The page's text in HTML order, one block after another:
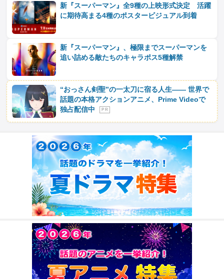
新『スーパーマン』全9種の上映形式決定 活躍
に期待高まる4種のポスタービジュアル到着
新『スーパーマン』、極限までスーパーマンを
追い詰める敵たちのキャラポス5種解禁
“おっさん剣聖”の一太刀に宿る人生―― 世界で
話題の本格アクションアニメ、Prime Videoで
独占配信中
P R